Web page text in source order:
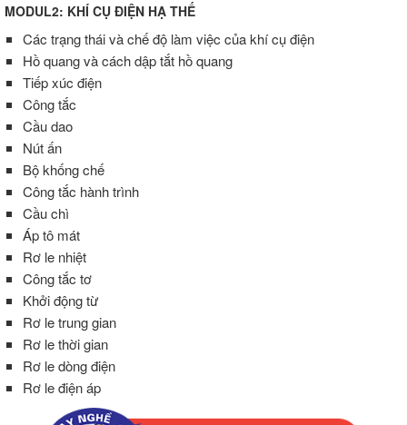
MODUL2: KHÍ CỤ ĐIỆN HẠ THẾ
Các trạng thái và chế độ làm việc của khí cụ điện
Hồ quang và cách dập tắt hồ quang
Tiếp xúc điện
Công tắc
Cầu dao
Nút ấn
Bộ khống chế
Công tắc hành trình
Cầu chì
Áp tô mát
Rơ le nhiệt
Công tắc tơ
Khởi động từ
Rơ le trung gian
Rơ le thời gian
Rơ le dòng điện
Rơ le điện áp